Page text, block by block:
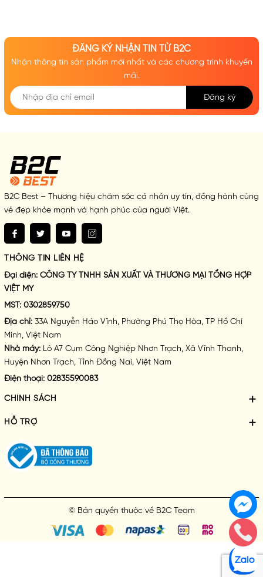
ĐĂNG KÝ NHẬN TIN TỪ B2C
Nhận thông tin sản phẩm mới nhất và các chương trình khuyến
mãi.
Đăng ký
B2C Best – Thương hiệu chăm sóc cá nhân uy tín, đồng hành cùng
vẻ đẹp khỏe mạnh và hạnh phúc của người Việt.
THÔNG TIN LIÊN HỆ
Đại diện: CÔNG TY TNHH SẢN XUẤT VÀ THƯƠNG MẠI TỔNG HỢP
VIỆT MY
MST: 0302859750
Địa chỉ: 33A Nguyễn Háo Vĩnh, Phường Phú Thọ Hòa, TP Hồ Chí
Minh, Việt Nam
Nhà máy: Lô A7 Cụm Công Nghiệp Nhơn Trạch, Xã Vĩnh Thanh,
Huyện Nhơn Trạch, Tỉnh Đồng Nai, Việt Nam
Điện thoại: 02835590083
CHÍNH SÁCH
HỖ TRỢ
© Bản quyền thuộc về B2C Team